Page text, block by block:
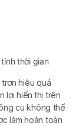
thời gian
hiệu quả
lợi hiển thị trên
cụ không thể
làm hoàn toàn